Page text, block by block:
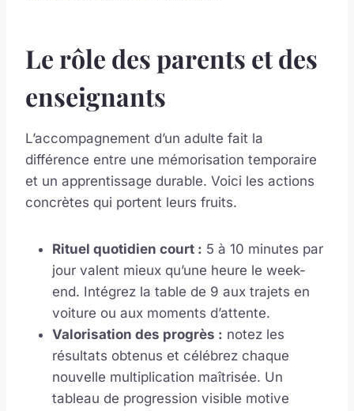
Le rôle des parents et des
enseignants
L’accompagnement d’un adulte fait la
différence entre une mémorisation temporaire
et un apprentissage durable. Voici les actions
concrètes qui portent leurs fruits.
Rituel quotidien court : 5 à 10 minutes par
jour valent mieux qu’une heure le week-
end. Intégrez la table de 9 aux trajets en
voiture ou aux moments d’attente.
Valorisation des progrès : notez les
résultats obtenus et célébrez chaque
nouvelle multiplication maîtrisée. Un
tableau de progression visible motive